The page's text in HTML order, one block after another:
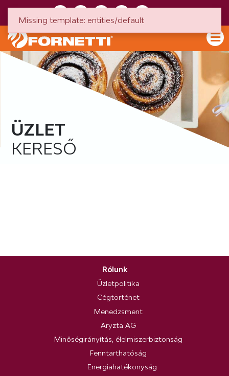
ÜZLET
KERESŐ
Rólunk
Üzletpolitika
Cégtörténet
Menedzsment
Aryzta AG
Minőségirányítás, élelmiszerbiztonság
Fenntarthatóság
Energiahatékonyság
Missing template: entities/default